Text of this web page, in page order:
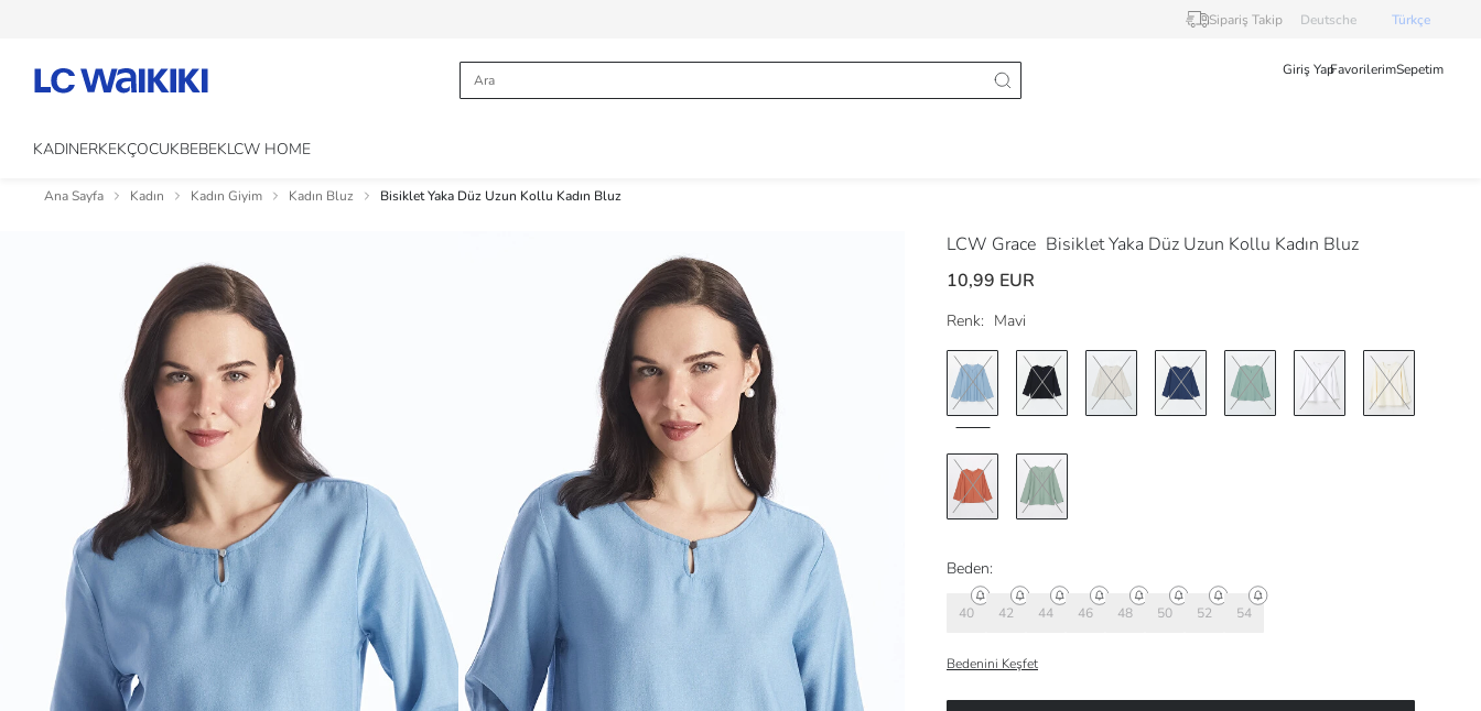
Sipariş Takip Deutsche Türkçe
Giriş YapFavorilerimSepetim
KADINERKEKÇOCUKBEBEKLCW HOME
Ana Sayfa Kadın Kadın Giyim Kadın Bluz Bisiklet Yaka Düz Uzun Kollu Kadın Bluz
LCW Grace Bisiklet Yaka Düz Uzun Kollu Kadın Bluz
10,99 EUR
Renk: Mavi
Beden:
40 42 44 46 48 50 52 54
Bedenini Keşfet